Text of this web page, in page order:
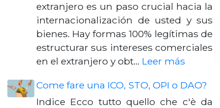
extranjero es un paso crucial hacia la
internacionalización de usted y sus
bienes. Hay formas 100% legítimas de
estructurar sus intereses comerciales
en el extranjero y obt… Leer más
Come fare una ICO, STO, OPI o DAO?
Indice Ecco tutto quello che c'è da